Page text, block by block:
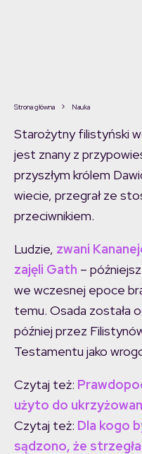
Strona główna Nauka
Starożytny filistyński
jest znany z
przyszłym królem
wiecie, przegrał ze
przeciwnikiem.
Ludzie, zwani
zajęli Gath –
we wczesnej epoce
temu. Osada została
później przez
Testamentu jako
Czytaj też:
użyto do
Czytaj też: Dla kogo
sądzono, że